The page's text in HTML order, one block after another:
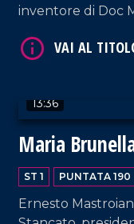
inventore di Doc
13:36
Maria
ST 1 PUNTATA 190
Ernesto
VAI AL TITOLO